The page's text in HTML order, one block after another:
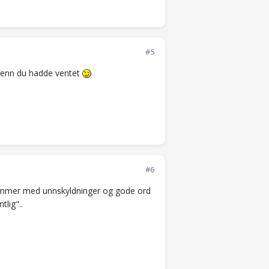
#5
du hadde ventet
#6
med unnskyldninger og gode ord